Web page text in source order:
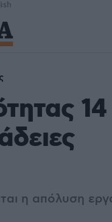
η απόλυση